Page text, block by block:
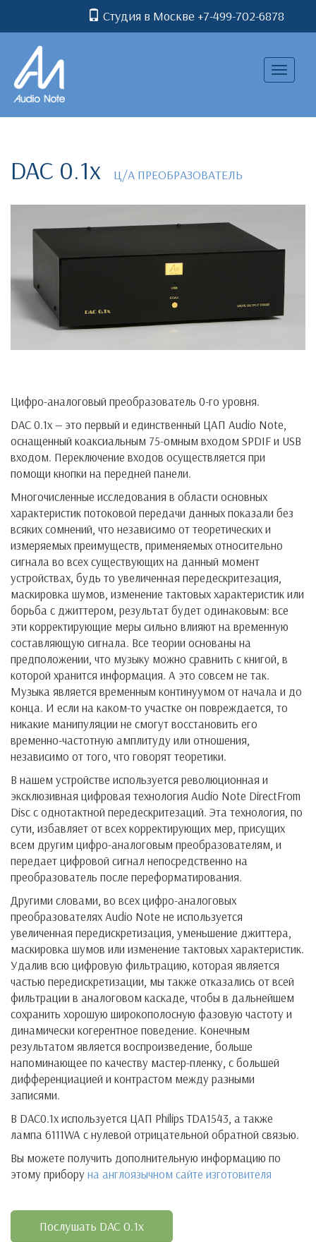
Студия в Москве +7-499-702-6878
Toggle
DAC 0.1x Ц/А ПРЕОБРАЗОВАТЕЛЬ
Цифро-аналоговый преобразователь 0-го уровня.
DAC 0.1x — это первый и единственный ЦАП Audio Note,
оснащенный коаксиальным 75-омным входом SPDIF и USB
входом. Переключение входов осуществляется при
помощи кнопки на передней панели.
Многочисленные исследования в области основных
характеристик потоковой передачи данных показали без
всяких сомнений, что независимо от теоретических и
измеряемых преимуществ, применяемых относительно
сигнала во всех существующих на данный момент
устройствах, будь то увеличенная передескритезация,
маскировка шумов, изменение тактовых характеристик или
борьба с джиттером, результат будет одинаковым: все
эти корректирующие меры сильно влияют на временную
составляющую сигнала. Все теории основаны на
предположении, что музыку можно сравнить с книгой, в
которой хранится информация. А это совсем не так.
Музыка является временным континуумом от начала и до
конца. И если на каком-то участке он повреждается, то
никакие манипуляции не смогут восстановить его
временно-частотную амплитуду или отношения,
независимо от того, что говорят теоретики.
В нашем устройстве используется революционная и
эксклюзивная цифровая технология Audio Note DirectFrom
Disc с однотактной передескритезаций. Эта технология, по
сути, избавляет от всех корректирующих мер, присущих
всем другим цифро-аналоговым преобразователям, и
передает цифровой сигнал непосредственно на
преобразователь после переформатирования.
Другими словами, во всех цифро-аналоговых
преобразователях Audio Note не используется
увеличенная передискретизация, уменьшение джиттера,
маскировка шумов или изменение тактовых характеристик.
Удалив всю цифровую фильтрацию, которая является
частью передискретизации, мы также отказались от всей
фильтрации в аналоговом каскаде, чтобы в дальнейшем
сохранить хорошую широкополосную фазовую частоту и
динамически когерентное поведение. Конечным
результатом является воспроизведение, больше
напоминающее по качеству мастер-пленку, с большей
дифференциацией и контрастом между разными
записями.
В DAC0.1x используется ЦАП Philips TDA1543, а также
лампа 6111WA с нулевой отрицательной обратной связью.
Вы можете получить дополнительную информацию по
этому приборуна англоязычном сайте изготовителя
Послушать DAC 0.1x